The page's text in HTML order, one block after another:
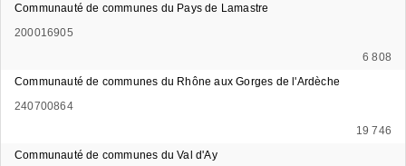
Communauté de communes du Pays de Lamastre
200016905
6 808
Communauté de communes du Rhône aux Gorges de l'Ardèche
240700864
19 746
Communauté de communes du Val d'Ay